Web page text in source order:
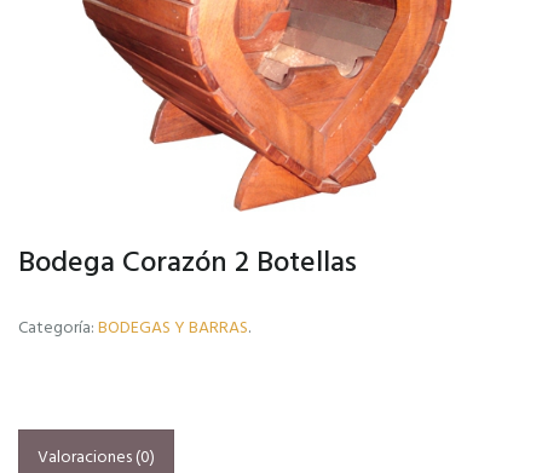
Bodega Corazón 2 Botellas
Categoría:BODEGAS Y BARRAS.
Valoraciones (0)